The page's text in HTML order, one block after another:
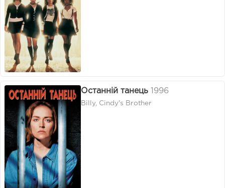
Останній танець 1996
Billy, Cindy's Brother